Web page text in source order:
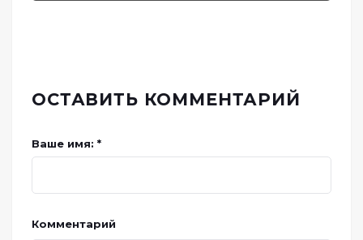
ОСТАВИТЬ КОММЕНТАРИЙ
Ваше имя: *
Комментарий